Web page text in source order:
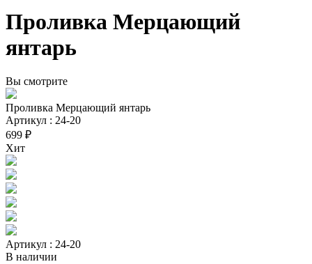
Проливка Мерцающий
янтарь
Вы смотрите
Проливка Мерцающий янтарь
Артикул : 24-20
699 ₽
Хит
Артикул : 24-20
В наличии